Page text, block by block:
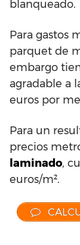
blanqueado.
Para gastos
parquet de
embargo
agradable a
euros por
Para un
precios
laminado,
euros/m².